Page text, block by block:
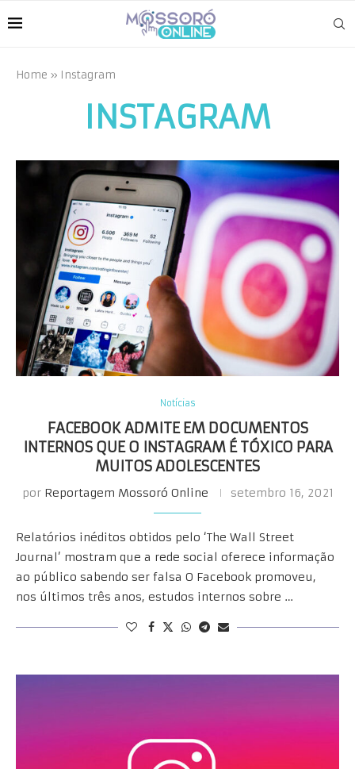
Home » Instagram
INSTAGRAM
Notícias
FACEBOOK ADMITE EM DOCUMENTOS
INTERNOS QUE O INSTAGRAM É TÓXICO PARA
MUITOS ADOLESCENTES
por Reportagem Mossoró Online setembro 16, 2021
Relatórios inéditos obtidos pelo ‘The Wall Street
Journal’ mostram que a rede social oferece informação
ao público sabendo ser falsa O Facebook promoveu,
nos últimos três anos, estudos internos sobre …